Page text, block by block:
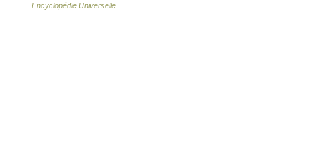
Encyclopédie Universelle